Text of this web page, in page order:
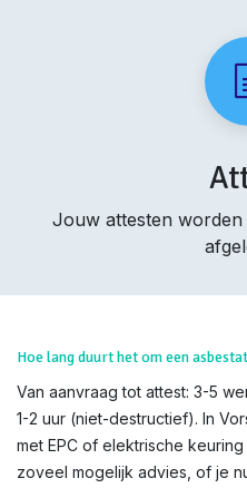
Jouw attesten worden
Hoe lang duurt het om een
Van aanvraag tot attest: 3-5
1-2 uur (niet-destructief). In
met EPC of elektrische
zoveel mogelijk advies, of je